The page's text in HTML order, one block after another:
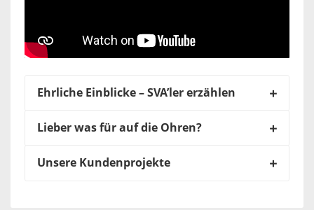
Ehrliche Einblicke – SVA’ler erzählen
Lieber was für auf die Ohren?
Unsere Kundenprojekte